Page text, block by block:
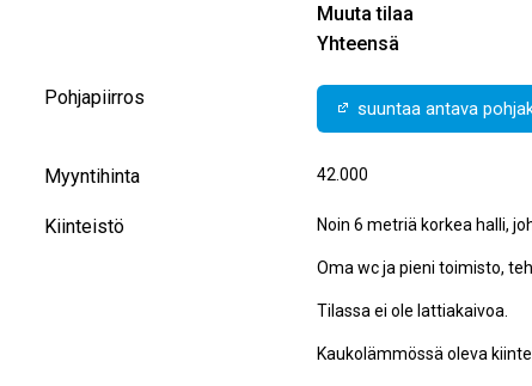
Muuta tilaa
Yhteensä
Pohjapiirros suuntaa antava
Myyntihinta 42.000
Kiinteistö Noin 6 metriä korkea halli,
Oma wc ja pieni toimisto,
Tilassa ei ole lattiakaivoa.
Kaukolämmössä oleva